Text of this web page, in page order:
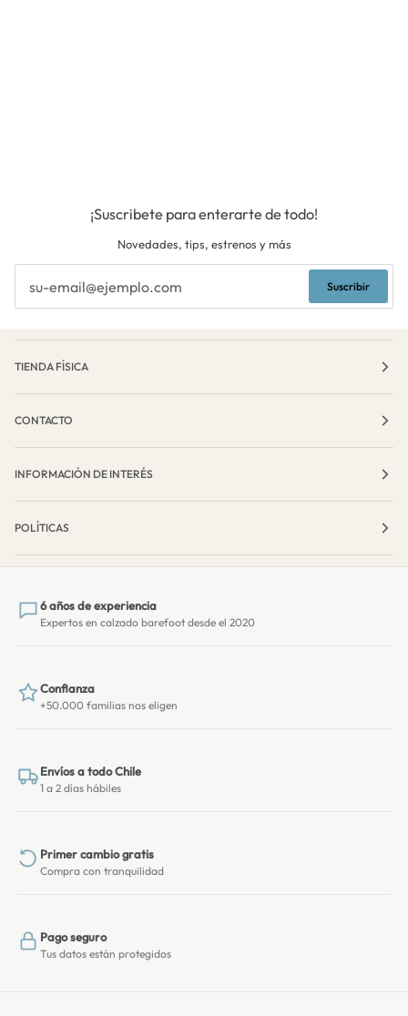
¡Suscribete para enterarte de todo!
Novedades, tips, estrenos y más
Suscribir
TIENDA FÍSICA
CONTACTO
INFORMACIÓN DE INTERÉS
POLÍTICAS
6 años de experiencia
Expertos en calzado barefoot desde el 2020
Confianza
+50.000 familias nos eligen
Envíos a todo Chile
1 a 2 días hábiles
Primer cambio gratis
Compra con tranquilidad
Pago seguro
Tus datos están protegidos